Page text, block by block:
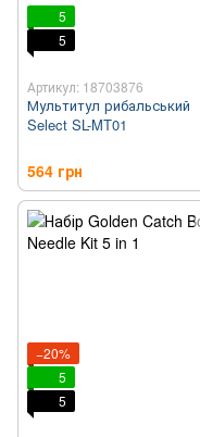
5
5
Артикул: 18703876
Мультитул рибальський
Select SL-MT01
564 грн
−20%
5
5